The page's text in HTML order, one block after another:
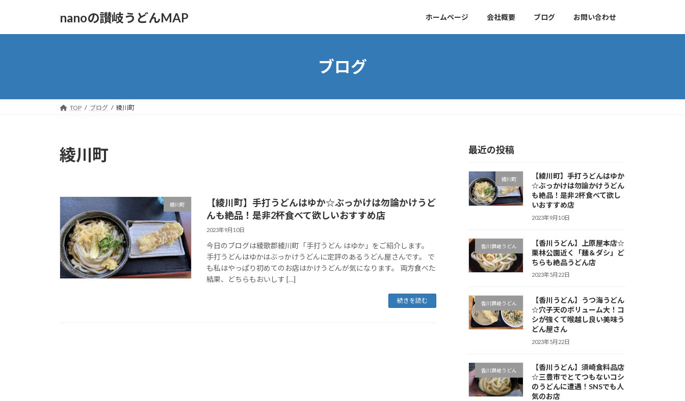
nanoの讃岐うどんMAP ホームページ 会社概要 ブログ お問い合わせ
ブログ
TOP ブログ 綾川町
綾川町
綾川町
【綾川町】手打うどんはゆか☆ぶっかけは勿論かけうど
んも絶品！是非2杯食べて欲しいおすすめ店
2023年9月10日
今日のブログは綾歌郡綾川町「手打うどん はゆか」をご紹介します。
手打うどんはゆかはぶっかけうどんに定評のあるうどん屋さんです。 で
も私はやっぱり初めてのお店はかけうどんが気になります。 両方食べた
結果、どちらもおいしす […]
続きを読む
最近の投稿
綾川町
【綾川町】手打うどんはゆか
☆ぶっかけは勿論かけうどん
も絶品！是非2杯食べて欲し
いおすすめ店
2023年9月10日
香川讃岐うどん
【香川うどん】上原屋本店☆
栗林公園近く「麺＆ダシ」ど
ちらも絶品うどん店
2023年5月22日
香川讃岐うどん
【香川うどん】うつ海うどん
☆穴子天のボリューム大！コ
シが強くて喉越し良い美味う
どん屋さん
2023年5月22日
香川讃岐うどん
【香川うどん】須崎食料品店
☆三豊市でとてつもないコシ
のうどんに遭遇！SNSでも人
気のお店